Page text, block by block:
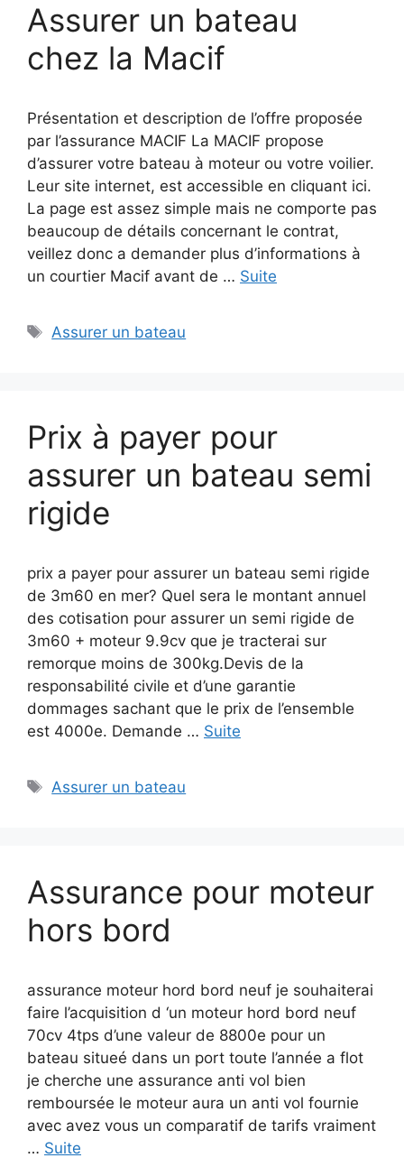
Assurer un bateau
chez la Macif
Présentation et description de l’offre proposée
par l’assurance MACIF La MACIF propose
d’assurer votre bateau à moteur ou votre voilier.
Leur site internet, est accessible en cliquant ici.
La page est assez simple mais ne comporte pas
beaucoup de détails concernant le contrat,
veillez donc a demander plus d’informations à
un courtier Macif avant de … Suite
Étiquettes
Assurer un bateau
Prix à payer pour
assurer un bateau semi
rigide
prix a payer pour assurer un bateau semi rigide
de 3m60 en mer? Quel sera le montant annuel
des cotisation pour assurer un semi rigide de
3m60 + moteur 9.9cv que je tracterai sur
remorque moins de 300kg.Devis de la
responsabilité civile et d’une garantie
dommages sachant que le prix de l’ensemble
est 4000e. Demande … Suite
Étiquettes
Assurer un bateau
Assurance pour moteur
hors bord
assurance moteur hord bord neuf je souhaiterai
faire l’acquisition d ‘un moteur hord bord neuf
70cv 4tps d’une valeur de 8800e pour un
bateau situeé dans un port toute l’année a flot
je cherche une assurance anti vol bien
remboursée le moteur aura un anti vol fournie
avec avez vous un comparatif de tarifs vraiment
… Suite